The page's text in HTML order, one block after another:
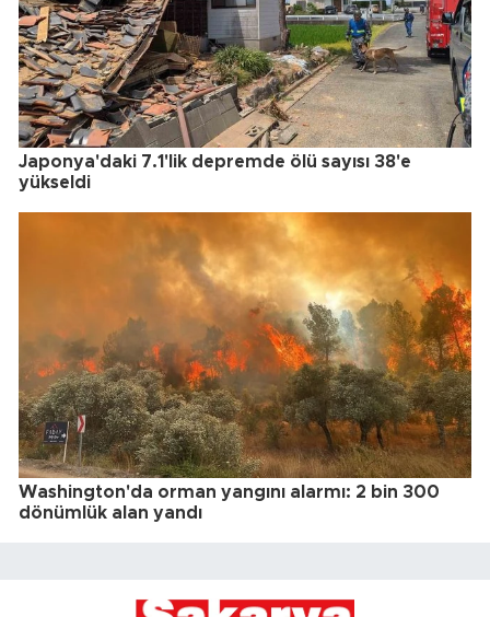
Japonya'daki 7.1'lik depremde ölü sayısı 38'e
yükseldi
Washington'da orman yangını alarmı: 2 bin 300
dönümlük alan yandı